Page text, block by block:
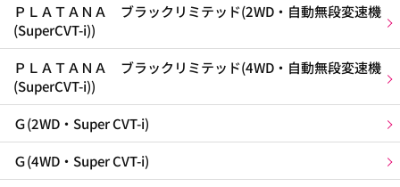
ＰＬＡＴＡＮＡ ブラックリミテッド(2WD・自動無段変速機
(SuperCVT-i))
ＰＬＡＴＡＮＡ ブラックリミテッド(4WD・自動無段変速機
(SuperCVT-i))
Ｇ(2WD・Super CVT-i)
Ｇ(4WD・Super CVT-i)